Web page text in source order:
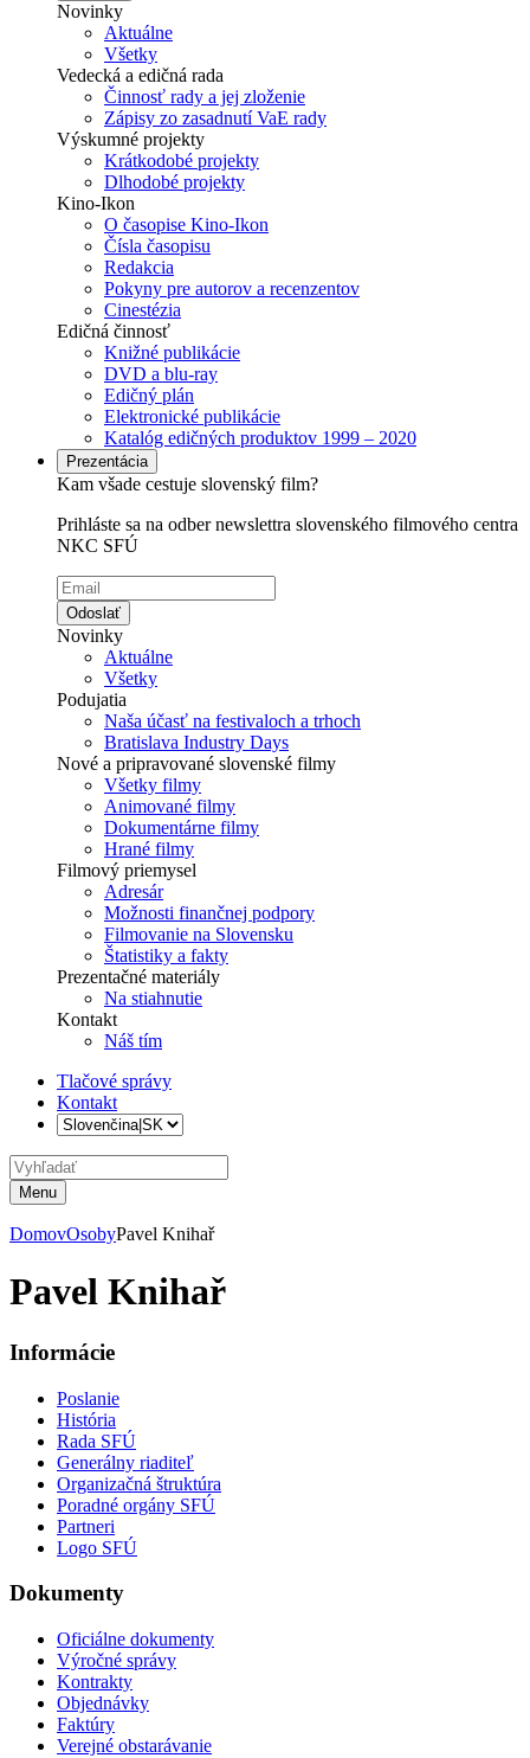
Novinky
Aktuálne
Všetky
Vedecká a edičná rada
Činnosť rady a jej zloženie
Zápisy zo zasadnutí VaE rady
Výskumné projekty
Krátkodobé projekty
Dlhodobé projekty
Kino-Ikon
O časopise Kino-Ikon
Čísla časopisu
Redakcia
Pokyny pre autorov a recenzentov
Cinestézia
Edičná činnosť
Knižné publikácie
DVD a blu-ray
Edičný plán
Elektronické publikácie
Katalóg edičných produktov 1999 – 2020
Prezentácia
Kam všade cestuje slovenský film?
Prihláste sa na odber newslettra slovenského filmového centra
NKC SFÚ
Odoslať
Novinky
Aktuálne
Všetky
Podujatia
Naša účasť na festivaloch a trhoch
Bratislava Industry Days
Nové a pripravované slovenské filmy
Všetky filmy
Animované filmy
Dokumentárne filmy
Hrané filmy
Filmový priemysel
Adresár
Možnosti finančnej podpory
Filmovanie na Slovensku
Štatistiky a fakty
Prezentačné materiály
Na stiahnutie
Kontakt
Náš tím
Tlačové správy
Kontakt
Menu
DomovOsobyPavel Knihař
Pavel Knihař
Informácie
Poslanie
História
Rada SFÚ
Generálny riaditeľ
Organizačná štruktúra
Poradné orgány SFÚ
Partneri
Logo SFÚ
Dokumenty
Oficiálne dokumenty
Výročné správy
Kontrakty
Objednávky
Faktúry
Verejné obstarávanie